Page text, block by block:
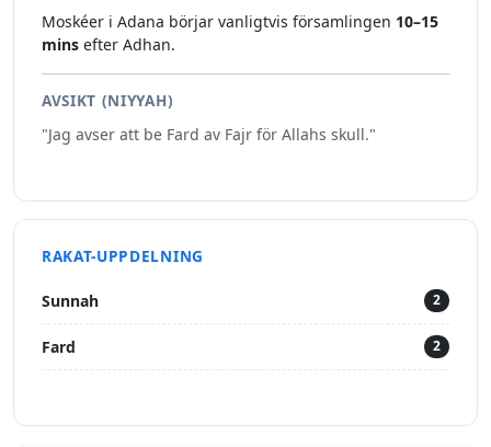
Moskéer i Adana börjar vanligtvis församlingen 10–15
mins efter Adhan.
AVSIKT (NIYYAH)
"Jag avser att be Fard av Fajr för Allahs skull."
RAKAT-UPPDELNING
Sunnah 2
Fard 2